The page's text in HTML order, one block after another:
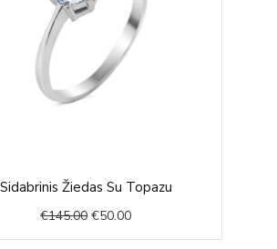
Sidabrinis Žiedas Su Topazu
€145.00
price
was:
€145.00.
€50.00
price
is:
€50.00.